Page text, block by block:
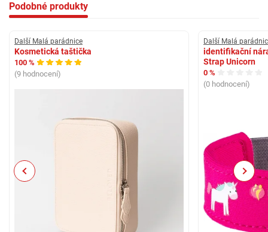
Podobné produkty
Další Malá parádnice
Kosmetická taštička
100 %
(9 hodnocení)
Další Malá
identifikační
Strap Unicorn
0 %
(0 hodnocení)
Previous Next